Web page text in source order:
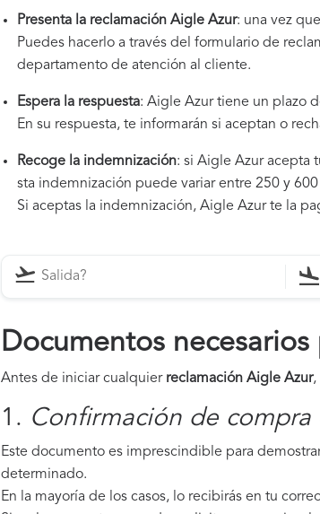
Presenta la reclamación Aigle Azur: una vez
Puedes hacerlo a través del formulario de
departamento de atención al cliente.
Espera la respuesta: Aigle Azur tiene un plazo
En su respuesta, te informarán si aceptan o
Recoge la indemnización: si Aigle Azur acepta
sta indemnización puede variar entre 250 y
Si aceptas la indemnización, Aigle Azur te la
Documentos
Antes de iniciar cualquier reclamación Aigle Azur,
1. Confirmación de
Este documento es imprescindible para
determinado.
En la mayoría de los casos, lo recibirás en tu